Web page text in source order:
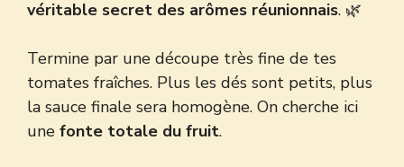
véritable secret des arômes réunionnais. 🌿
Termine par une découpe très fine de tes
tomates fraîches. Plus les dés sont petits, plus
la sauce finale sera homogène. On cherche ici
une fonte totale du fruit.